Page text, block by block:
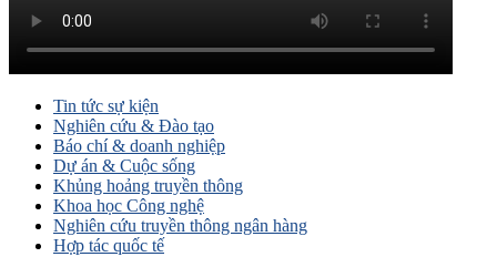
Tin tức sự kiện
Nghiên cứu & Đào tạo
Báo chí & doanh nghiệp
Dự án & Cuộc sống
Khủng hoảng truyền thông
Khoa học Công nghệ
Nghiên cứu truyền thông ngân hàng
Hợp tác quốc tế